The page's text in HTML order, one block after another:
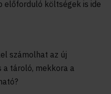
előforduló költségek is ide
számolhat az új
a tároló, mekkora a